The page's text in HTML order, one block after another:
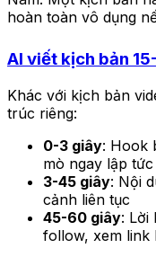
hoàn toàn vô dụng
AI viết kịch bản
Khác với kịch bản
trúc riêng:
0-3 giây: Hook
mò ngay lập tức
3-45 giây: Nội
cảnh liên tục
45-60 giây: Lời
follow, xem link